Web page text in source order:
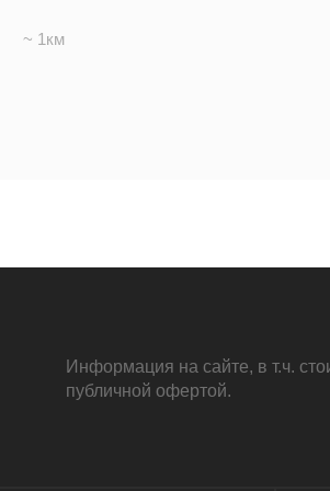
~ 1км
Информация на сайте, в т.ч.
публичной офертой.